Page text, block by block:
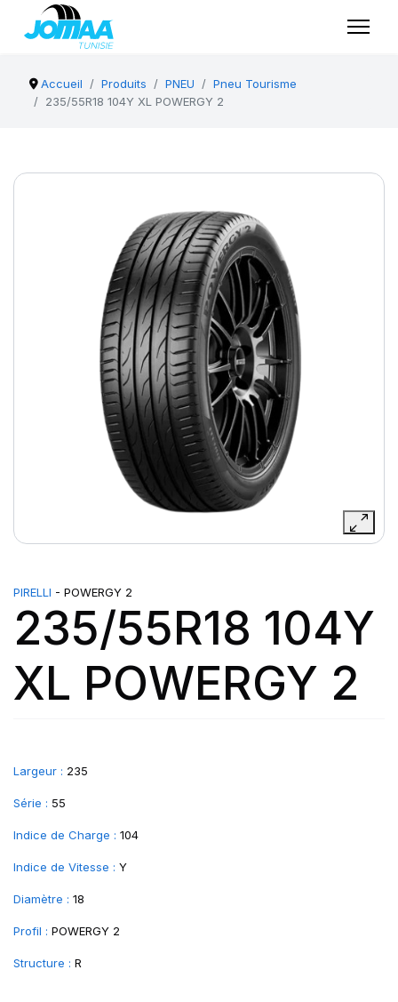
Accueil Produits PNEU
Pneu Tourisme
235/55R18 104Y XL POWERGY 2
PIRELLI - POWERGY 2
235/55R18 104Y
XL POWERGY 2
Largeur : 235
Série : 55
Indice de Charge : 104
Indice de Vitesse : Y
Diamètre : 18
Profil : POWERGY 2
Structure : R